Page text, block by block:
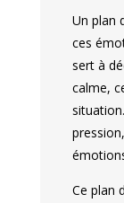
Un plan
ces
sert à
calme,
Ce plan